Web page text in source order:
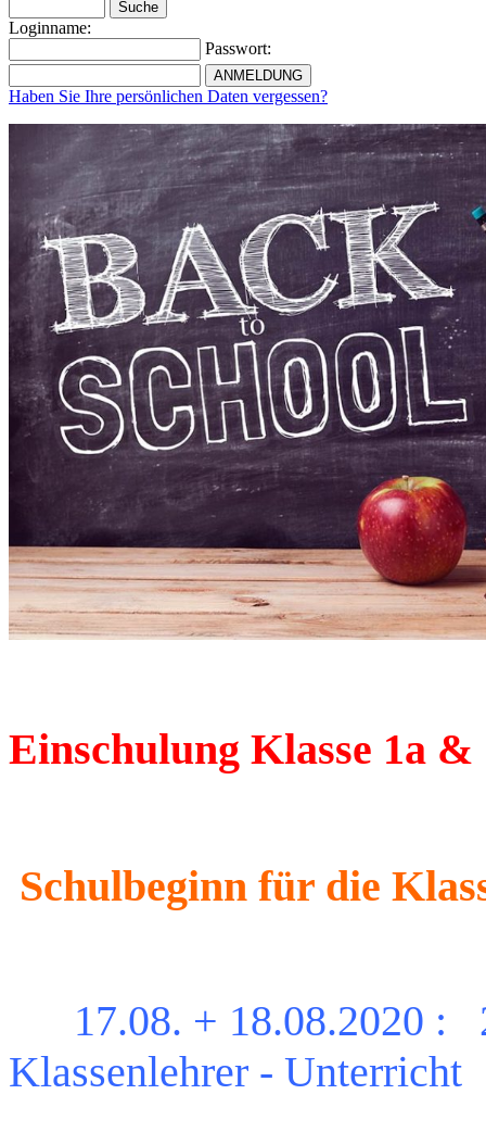
Loginname:
Passwort:
Haben Sie Ihre persönlichen Daten vergessen?
Einschulung Klasse 1a
Schulbeginn für die
17.08. + 18.08.2020 :
Klassenlehrer - Unterricht